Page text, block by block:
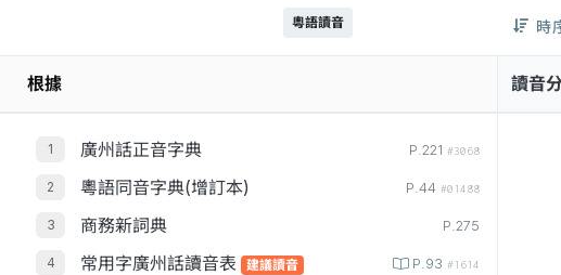
粵語讀音 時
根據
廣州話正音字典 P.221 #3068
粵語同音字典(增訂本) P.44 #01488
商務新詞典 P.275
常用字廣州話讀音表 建議讀音 P.93 #1614
讀音